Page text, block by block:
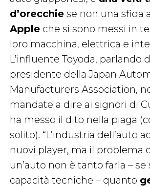
d’orecchie se non una sfida
Apple che si sono messi in
loro macchina, elettrica e
L’influente Toyoda, parlando
presidente della Japan
Manufacturers Association,
mandate a dire ai signori di
ha messo il dito nella piaga
solito). “L’industria dell’auto
nuovi player, ma il problema
un’auto non è tanto farla – se
capacità tecniche – quanto